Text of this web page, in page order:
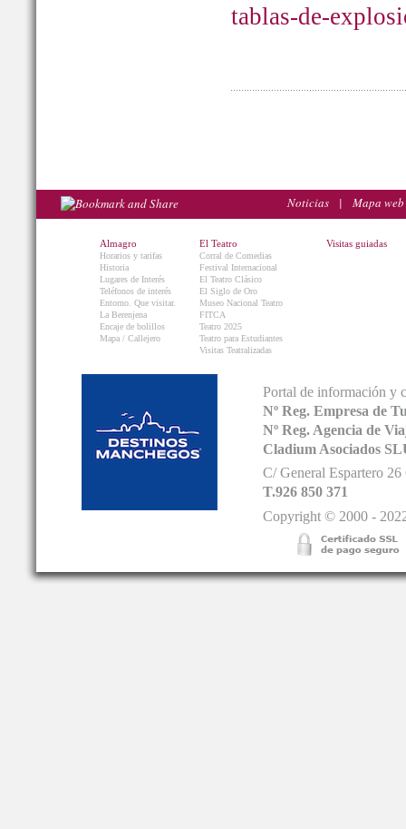
tablas-de-
Noticias | Mapa web
Almagro
Horarios y tarifas
Historia
Lugares de Interés
Teléfonos de interés
Entorno. Que visitar.
La Berenjena
Encaje de bolillos
Mapa / Callejero
El Teatro
Corral de Comedias
Festival Internacional
El Teatro Clásico
El Siglo de Oro
Museo Nacional Teatro
FITCA
Teatro 2025
Teatro para Estudiantes
Visitas Teatralizadas
Visitas guiadas
Portal de información y
Nº Reg. Empresa de
Nº Reg. Agencia de
Cladium Asociados
C/ General Espartero
T.926 850 371
Copyright © 2000 -